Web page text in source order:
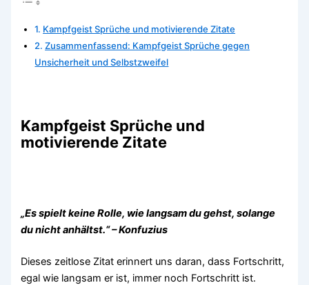
Kampfgeist Sprüche und motivierende Zitate
Zusammenfassend: Kampfgeist Sprüche gegen
Unsicherheit und Selbstzweifel
Kampfgeist Sprüche und
motivierende Zitate
„Es spielt keine Rolle, wie langsam du gehst, solange
du nicht anhältst.“ – Konfuzius
Dieses zeitlose Zitat erinnert uns daran, dass Fortschritt,
egal wie langsam er ist, immer noch Fortschritt ist.